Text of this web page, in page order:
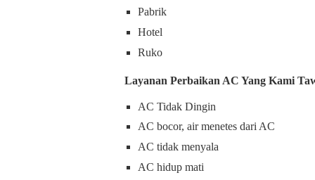
Pabrik
Hotel
Ruko
Layanan Perbaikan AC Yang Kami
AC Tidak Dingin
AC bocor, air menetes dari AC
AC tidak menyala
AC hidup mati